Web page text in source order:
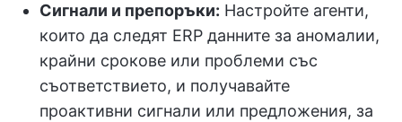
Сигнали и препоръки: Настройте агенти,
които да следят ERP данните за аномалии,
крайни срокове или проблеми със
съответствието, и получавайте
проактивни сигнали или предложения, за